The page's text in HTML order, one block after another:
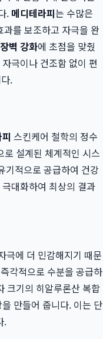
. 메디테라피는 수많은
를 보조하고 자극을 완
벽 강화에 초점을 맞췄
극이나 건조함 없이 편
.
스킨케어 철학의 정수
설계된 체계적인 시스
기적으로 공급하여 건강
대화하여 최상의 결과
극에 더 민감해지기 때문
각적으로 수분을 공급하
크기의 히알루론산 복합
만들어 줍니다. 이는 단
.